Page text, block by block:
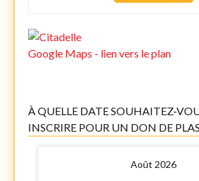
Google Maps - lien vers le plan
À QUELLE DATE SOUHAITEZ-
INSCRIRE POUR UN DON DE
Août 2026